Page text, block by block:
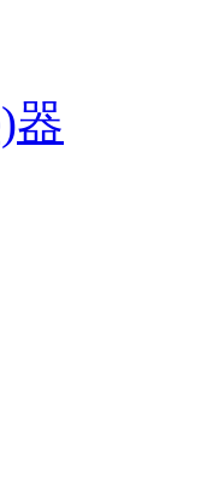
器